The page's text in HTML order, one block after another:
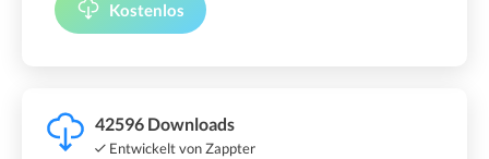
Kostenlos
42596 Downloads
Entwickelt von Zappter